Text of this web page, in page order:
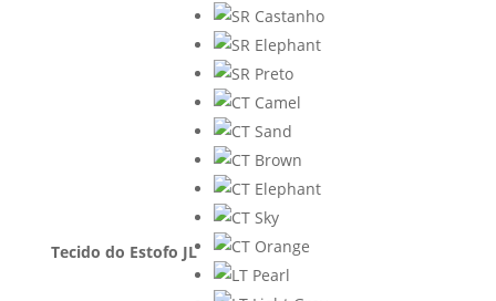
Tecido do Estofo JL